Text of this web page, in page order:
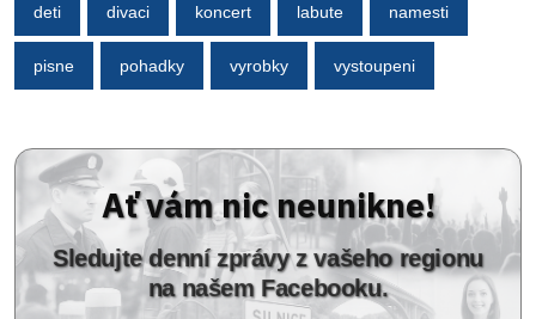
deti divaci koncert labute namesti
pisne pohadky vyrobky vystoupeni
Ať vám nic neunikne!
Sledujte denní zprávy z vašeho regionu
na našem Facebooku.